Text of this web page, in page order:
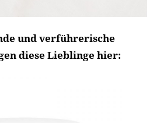
und verführerische
diese Lieblinge hier: